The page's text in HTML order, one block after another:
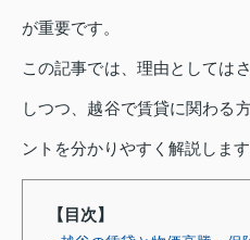
が重要です。
この記事では、理由としては
しつつ、越谷で賃貸に関わる
ントを分かりやすく解説します
【目次】